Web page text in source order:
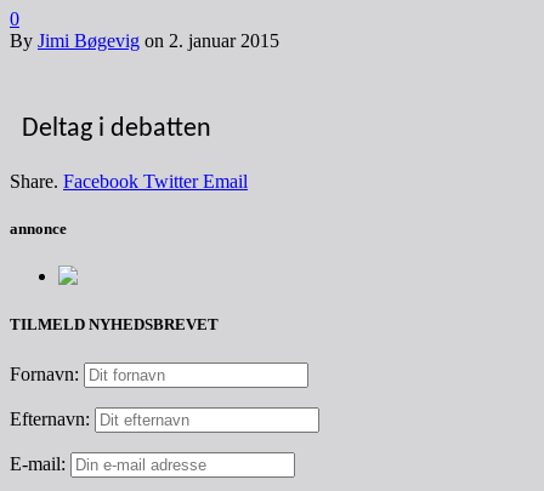
0
By Jimi Bøgevig on 2. januar 2015
Deltag i debatten
Share. Facebook Twitter Email
annonce
TILMELD NYHEDSBREVET
Fornavn:
Efternavn:
E-mail: